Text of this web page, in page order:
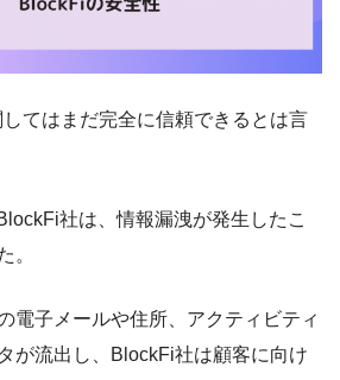
てはまだ完全に信頼できるとは言
社は、情報漏洩が発生したこ
。
電子メールや住所、アクティビティ
が流出し、BlockFi社は顧客に向け